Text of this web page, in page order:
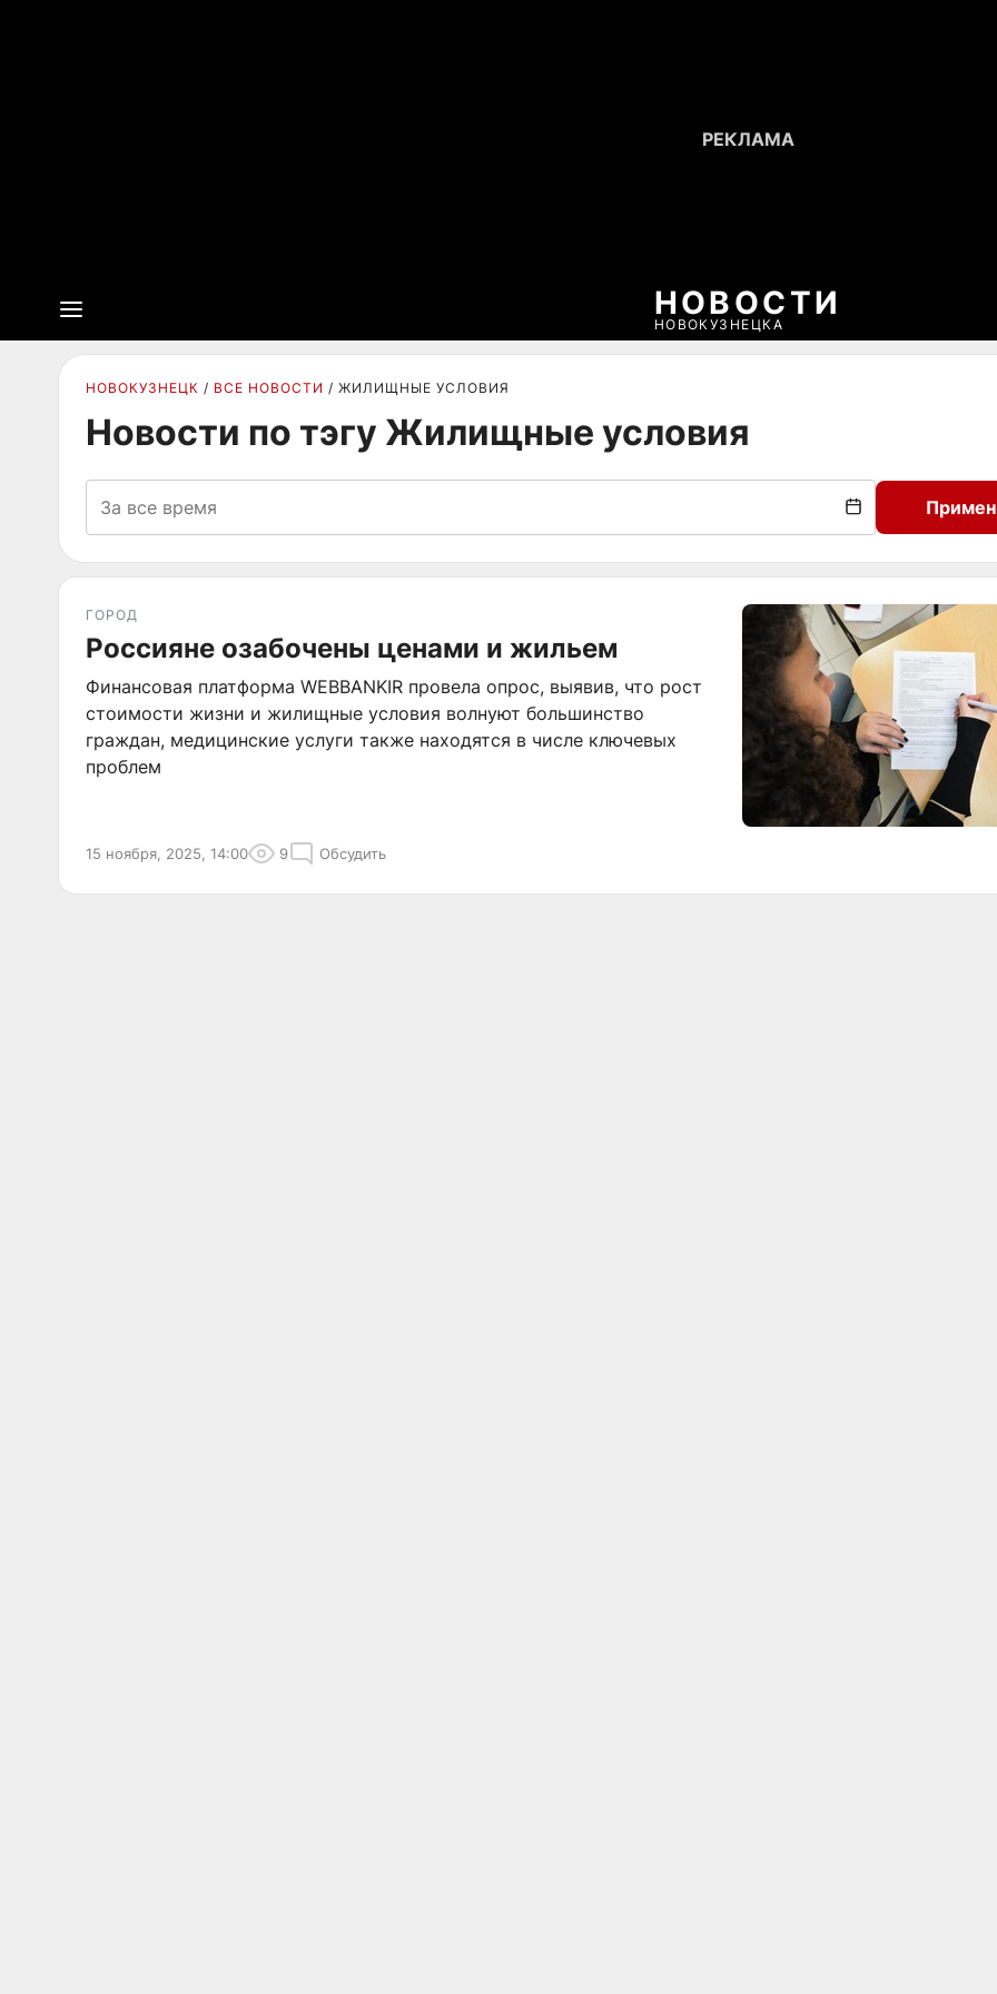
НОВОСТИ
НОВОКУЗНЕЦКА
НОВОКУЗНЕЦК ВСЕ НОВОСТИ ЖИЛИЩНЫЕ УСЛОВИЯ
Новости по тэгу Жилищные условия
ГОРОД
Россияне озабочены ценами и жильем
Финансовая платформа WEBBANKIR провела опрос, выявив, что рост
стоимости жизни и жилищные условия волнуют большинство
граждан, медицинские услуги также находятся в числе ключевых
проблем
15 ноября, 2025, 14:00 9 Обсудить